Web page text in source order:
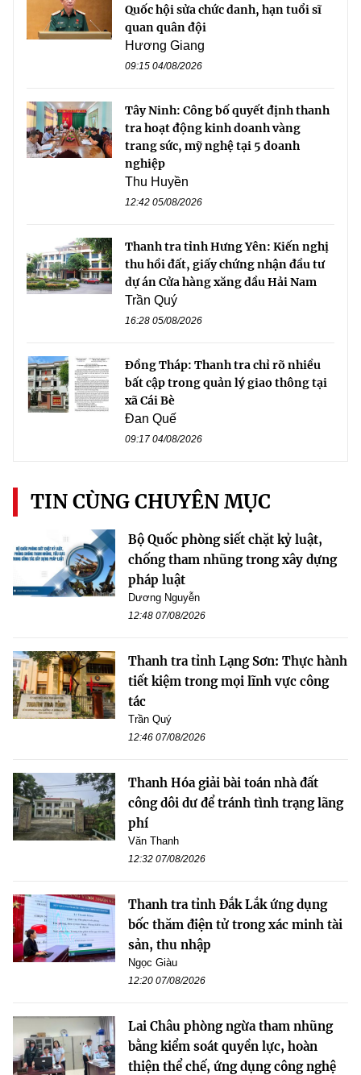
Quốc hội sửa chức danh, hạn tuổi sĩ
quan quân đội
Hương Giang
09:15 04/08/2026
Tây Ninh: Công bố quyết định thanh
tra hoạt động kinh doanh vàng
trang sức, mỹ nghệ tại 5 doanh
nghiệp
Thu Huyền
12:42 05/08/2026
Thanh tra tỉnh Hưng Yên: Kiến nghị
thu hồi đất, giấy chứng nhận đầu tư
dự án Cửa hàng xăng dầu Hải Nam
Trần Quý
16:28 05/08/2026
Đồng Tháp: Thanh tra chỉ rõ nhiều
bất cập trong quản lý giao thông tại
xã Cái Bè
Đan Quế
09:17 04/08/2026
TIN CÙNG CHUYÊN MỤC
Bộ Quốc phòng siết chặt kỷ luật,
chống tham nhũng trong xây dựng
pháp luật
Dương Nguyễn
12:48 07/08/2026
Thanh tra tỉnh Lạng Sơn: Thực hành
tiết kiệm trong mọi lĩnh vực công
tác
Trần Quý
12:46 07/08/2026
Thanh Hóa giải bài toán nhà đất
công dôi dư để tránh tình trạng lãng
phí
Văn Thanh
12:32 07/08/2026
Thanh tra tỉnh Đắk Lắk ứng dụng
bốc thăm điện tử trong xác minh tài
sản, thu nhập
Ngọc Giàu
12:20 07/08/2026
Lai Châu phòng ngừa tham nhũng
bằng kiểm soát quyền lực, hoàn
thiện thể chế, ứng dụng công nghệ